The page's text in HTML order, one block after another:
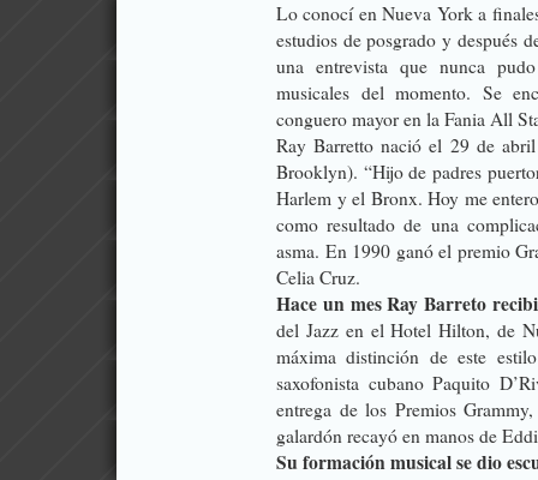
Lo conocí en Nueva York a
estudios de posgrado y después
una entrevista que nunca
musicales del momento. Se
conguero mayor en la Fania All
Ray Barretto nació el 29 de
Brooklyn). “Hijo de padres
Harlem y el Bronx. Hoy me
como resultado de una
asma. En 1990 ganó el premio
Celia Cruz.
Hace un mes Ray Barreto
del Jazz en el Hotel Hilton, de
máxima distinción de este
saxofonista cubano Paquito
entrega de los Premios
galardón recayó en manos de
Su formación musical se dio